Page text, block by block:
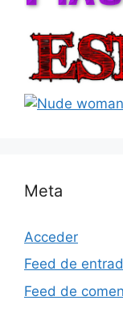
Meta
Acceder
Feed de
Feed de